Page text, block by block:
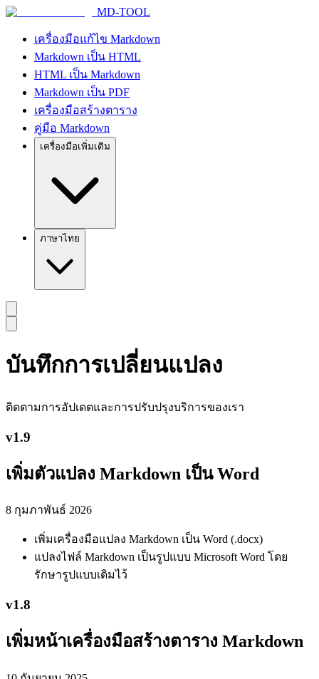
MD-TOOL
เครื่องมือแก้ไข Markdown
Markdown เป็น HTML
HTML เป็น Markdown
Markdown เป็น PDF
เครื่องมือสร้างตาราง
คู่มือ Markdown
เครื่องมือเพิ่มเติม
ภาษาไทย
บันทึกการเปลี่ยนแปลง
ติดตามการอัปเดตและการปรับปรุงบริการของเรา
v1.9
เพิ่มตัวแปลง Markdown เป็น Word
8 กุมภาพันธ์ 2026
เพิ่มเครื่องมือแปลง Markdown เป็น Word (.docx)
แปลงไฟล์ Markdown เป็นรูปแบบ Microsoft Word โดย
รักษารูปแบบเดิมไว้
v1.8
เพิ่มหน้าเครื่องมือสร้างตาราง Markdown